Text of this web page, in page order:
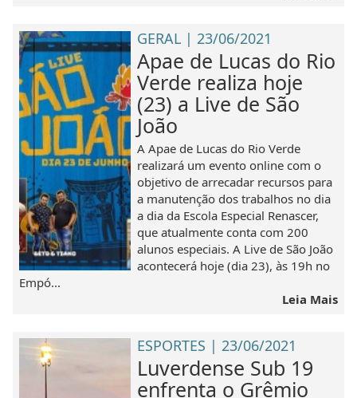
GERAL | 23/06/2021
Apae de Lucas do Rio
Verde realiza hoje
(23) a Live de São
João
A Apae de Lucas do Rio Verde
realizará um evento online com o
objetivo de arrecadar recursos para
a manutenção dos trabalhos no dia
a dia da Escola Especial Renascer,
que atualmente conta com 200
alunos especiais. A Live de São João
acontecerá hoje (dia 23), às 19h no
Empó...
Leia Mais
ESPORTES | 23/06/2021
Luverdense Sub 19
enfrenta o Grêmio